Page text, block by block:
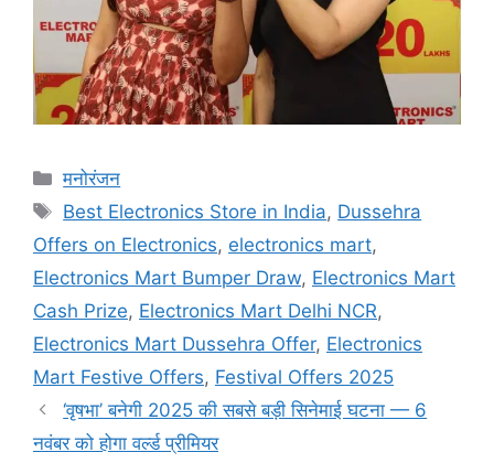
मनोरंजन
Best Electronics Store in India, Dussehra
Offers on Electronics, electronics mart,
Electronics Mart Bumper Draw, Electronics Mart
Cash Prize, Electronics Mart Delhi NCR,
Electronics Mart Dussehra Offer, Electronics
Mart Festive Offers, Festival Offers 2025
‘वृषभा’ बनेगी 2025 की सबसे बड़ी सिनेमाई घटना — 6
नवंबर को होगा वर्ल्ड प्रीमियर